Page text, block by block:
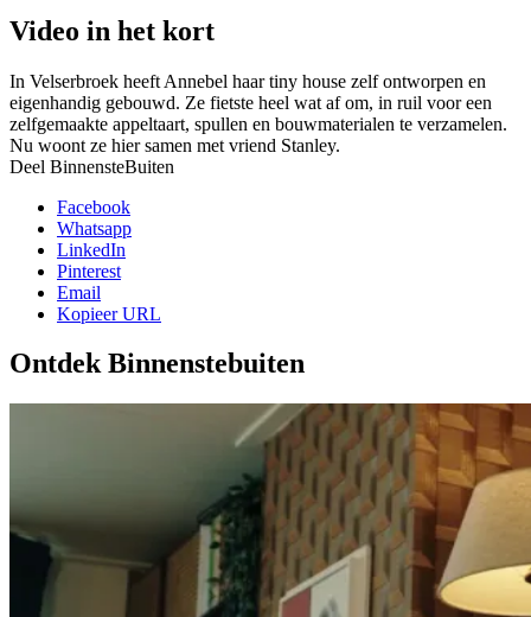
Video in het kort
In Velserbroek heeft Annebel haar tiny house zelf ontworpen en
eigenhandig gebouwd. Ze fietste heel wat af om, in ruil voor een
zelfgemaakte appeltaart, spullen en bouwmaterialen te verzamelen.
Nu woont ze hier samen met vriend Stanley.
Deel BinnensteBuiten
Facebook
Whatsapp
LinkedIn
Pinterest
Email
Kopieer URL
Ontdek Binnenstebuiten